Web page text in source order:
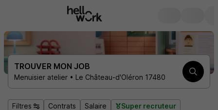
TROUVER MON JOB
Menuisier atelier • Le Château-d'Oléron 17480
Filtres Contrats Salaire Super recruteur